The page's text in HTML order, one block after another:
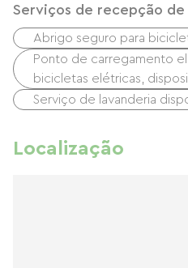
Serviços de recepção
Abrigo seguro para
Ponto de carregamento
bicicletas elétricas,
Serviço de lavanderia
Localização